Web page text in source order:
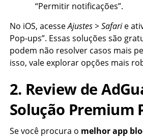
“Permitir notificações”.
No iOS, acesseAjustes > Safarie
Pop-ups”. Essas soluções são
podem não resolver casos mais
isso, vale explorar opções mais
2. Review de
Solução Premium
Se você procura o melhor app